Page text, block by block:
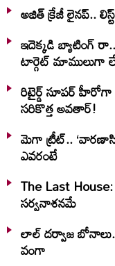
అజిత్ క్రేజీ లైనప్..
ఇదెక్క‌డి బ్యాటింగ్
టార్గెట్ మాములుగా
రిటైర్డ్ సూపర్
సరికొత్త అవతార్!
మెగా ట్రీట్..
ఎవరంటే
The Last
సర్వనాశనమే
లాల్ ద‌ర్వాజ‌
వంగా